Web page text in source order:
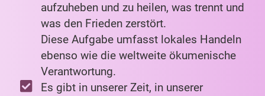
aufzuheben und zu heilen, was trennt und
was den Frieden zerstört.
Diese Aufgabe umfasst lokales Handeln
ebenso wie die weltweite ökumenische
Verantwortung.
Es gibt in unserer Zeit, in unserer